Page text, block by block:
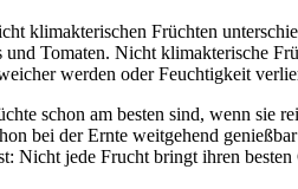
klimakterischen Früchten
Tomaten. Nicht klimakterische
werden oder Feuchtigkeit
schon am besten sind, wenn sie
bei der Ernte weitgehend
Nicht jede Frucht bringt ihren